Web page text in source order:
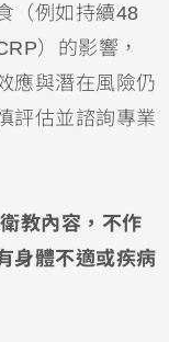
（例如持續48
）的影響，
應與潛在風險仍
評估並諮詢專業
教內容，不作
身體不適或疾病